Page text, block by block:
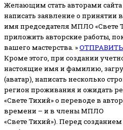
Желающим стать авторами
написать заявление о принятии
имя председателя МПЛО «Свете
приложить авторские работы,
вашего мастерства. »
Кроме этого, при создании
настоящие имя и фамилию,
(аватар), написать несколько
регион проживания и ожидать
«Свете Тихий» о переводе в
времени – и в члены МПЛО
«Свете Тихий»). Перед